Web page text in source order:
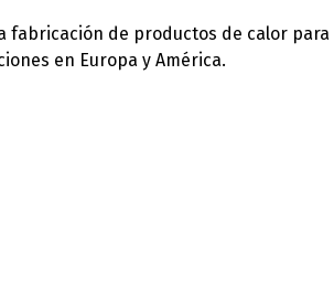
fabricación de productos de calor
en Europa y América.